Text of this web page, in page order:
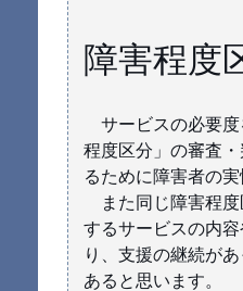
障害程度
サービスの必要度
程度区分」の審査
るために障害者の
また同じ障害程度
するサービスの内
り、支援の継続が
あると思います。